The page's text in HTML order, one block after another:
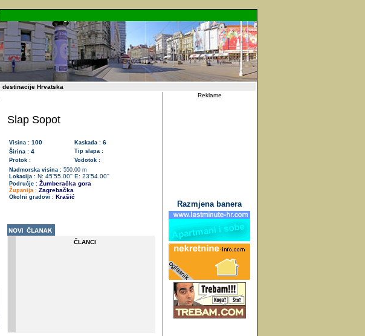
destinacije Hrvatska
Slap Sopot
Visina : 100 Kaskada : 6
Širina : 4
Tip slapa :
Protok :
Vodotok :
Nadmorska visina :550.00 m
Lokacija : N: 45'55.00'' E: 23'54.00''
Područje : Žumberačka gora
Županija : Zagrebačka
Okolni gradovi : Krašić
ČLANCI
Reklame
Razmjena banera